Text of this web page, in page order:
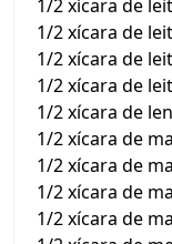
1/2 xícara de
1/2 xícara de
1/2 xícara de
1/2 xícara de
1/2 xícara de
1/2 xícara de
1/2 xícara de
1/2 xícara de
1/2 xícara de